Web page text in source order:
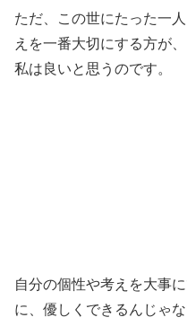
ただ、この世にたった一
えを一番大切にする方が、
私は良いと思うのです。
自分の個性や考えを大事
に、優しくできるんじゃな